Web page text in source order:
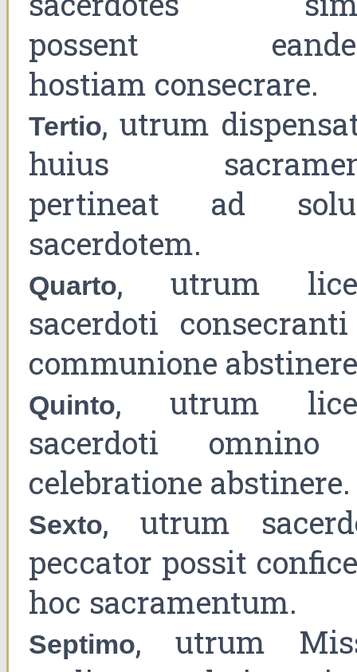
possent
hostiam consecrare.
Tertio, utrum
huius
pertineat ad
sacerdotem.
Quarto, utrum
sacerdoti
communione
Quinto, utrum
sacerdoti
celebratione abstinere.
Sexto, utrum
peccator possit
hoc sacramentum.
Septimo, utrum